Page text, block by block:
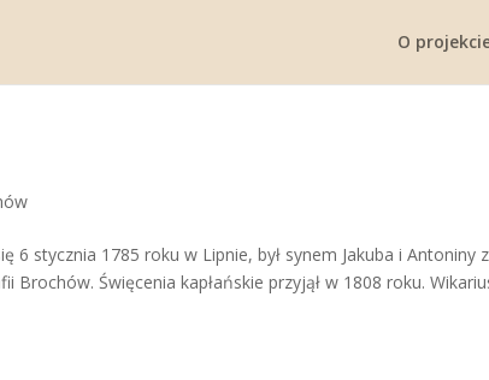
O
6 stycznia 1785 roku w Lipnie, był synem Jakuba i Antoniny z
Brochów. Święcenia kapłańskie przyjął w 1808 roku.